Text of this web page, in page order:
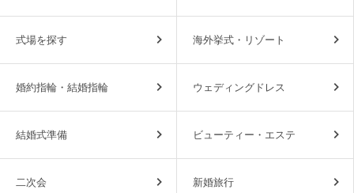
式場を探す 海外挙式・リゾート
婚約指輪・結婚指輪 ウェディングドレス
結婚式準備 ビューティー・エステ
二次会 新婚旅行